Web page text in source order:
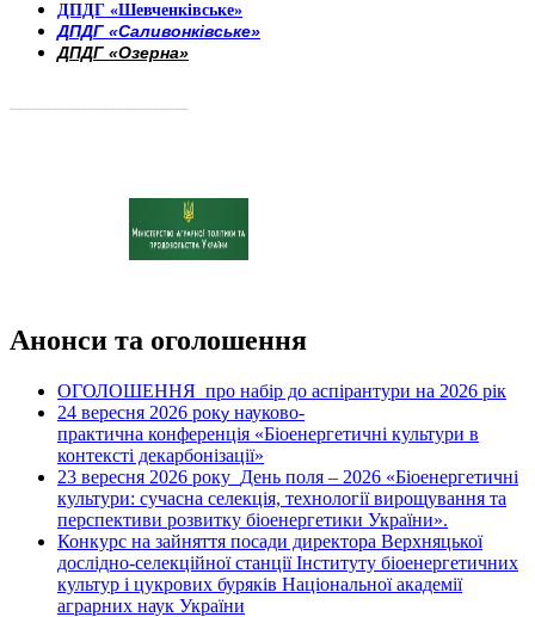
ДПДГ «Шевченківське»
ДПДГ «Саливонківське»
ДПДГ «Озерна»
Анонси та оголошення
ОГОЛОШЕННЯ про набір до аспірантури на 2026 рік
24 вересня 2026 року науково-
практична конференція «Біоенергетичні культури в
контексті декарбонізації»
23 вересня 2026 року День поля – 2026 «Біоенергетичні
культури: сучасна селекція, технології вирощування та
перспективи розвитку біоенергетики України».
Конкурс на зайняття посади директора Верхняцької
дослідно-селекційної станції Інституту біоенергетичних
культур і цукрових буряків Національної академії
аграрних наук України